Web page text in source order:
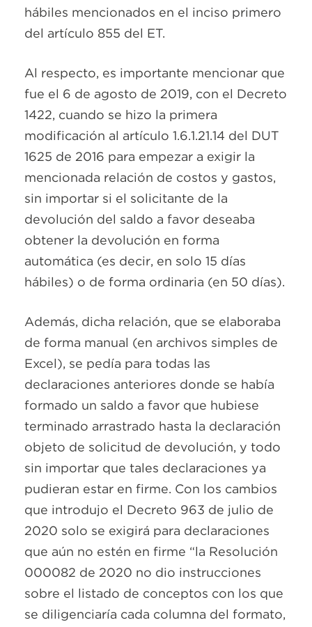
hábiles mencionados en el inciso primero
del artículo 855 del ET.
Al respecto, es importante mencionar que
fue el 6 de agosto de 2019, con el Decreto
1422, cuando se hizo la primera
modificación al artículo 1.6.1.21.14 del DUT
1625 de 2016 para empezar a exigir la
mencionada relación de costos y gastos,
sin importar si el solicitante de la
devolución del saldo a favor deseaba
obtener la devolución en forma
automática (es decir, en solo 15 días
hábiles) o de forma ordinaria (en 50 días).
Además, dicha relación, que se elaboraba
de forma manual (en archivos simples de
Excel), se pedía para todas las
declaraciones anteriores donde se había
formado un saldo a favor que hubiese
terminado arrastrado hasta la declaración
objeto de solicitud de devolución, y todo
sin importar que tales declaraciones ya
pudieran estar en firme. Con los cambios
que introdujo el Decreto 963 de julio de
2020 solo se exigirá para declaraciones
que aún no estén en firme “la Resolución
000082 de 2020 no dio instrucciones
sobre el listado de conceptos con los que
se diligenciaría cada columna del formato,